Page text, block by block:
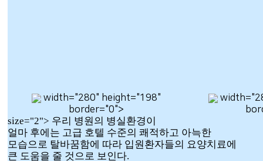
width="280" height="198"
border="0">
size="2"> 우리 병원의 병실환경이
얼마 후에는 고급 호텔 수준의 쾌적하고 아늑한
모습으로 탈바꿈함에 따라 입원환자들의 요양치료에
큰 도움을 줄 것으로 보인다.